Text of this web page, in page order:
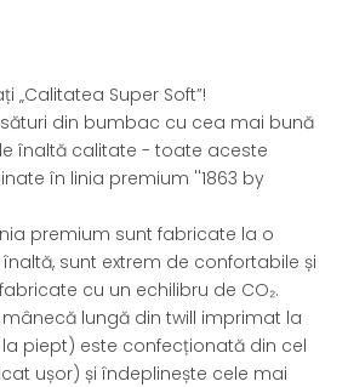
„Calitatea Super Soft”!
din bumbac cu cea mai bună
înaltă calitate - toate aceste
în linia premium ''1863 by
premium sunt fabricate la o
sunt extrem de confortabile și
cu un echilibru de CO₂.
lungă din twill imprimat la
piept) este confecționată din cel
ușor) și îndeplinește cele mai